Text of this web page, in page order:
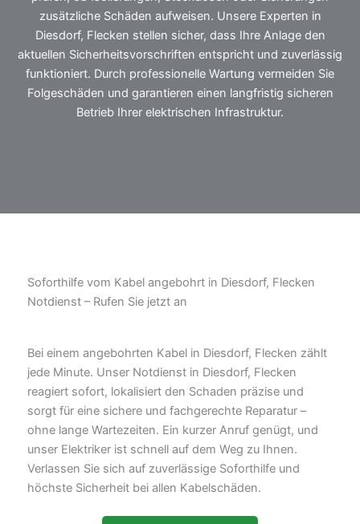
zusätzliche Schäden aufweisen. Unsere Experten in
Diesdorf, Flecken stellen sicher, dass Ihre Anlage den
aktuellen Sicherheitsvorschriften entspricht und zuverlässig
funktioniert. Durch professionelle Wartung vermeiden Sie
Folgeschäden und garantieren einen langfristig sicheren
Betrieb Ihrer elektrischen Infrastruktur.
Soforthilfe vom Kabel angebohrt in Diesdorf, Flecken
Notdienst – Rufen Sie jetzt an
Bei einem angebohrten Kabel in Diesdorf, Flecken zählt
jede Minute. Unser Notdienst in Diesdorf, Flecken
reagiert sofort, lokalisiert den Schaden präzise und
sorgt für eine sichere und fachgerechte Reparatur –
ohne lange Wartezeiten. Ein kurzer Anruf genügt, und
unser Elektriker ist schnell auf dem Weg zu Ihnen.
Verlassen Sie sich auf zuverlässige Soforthilfe und
höchste Sicherheit bei allen Kabelschäden.